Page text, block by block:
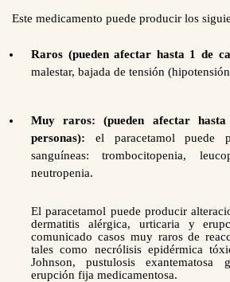
Este medicamento puede producir los
Raros (pueden afectar hasta 1 de
malestar, bajada de tensión
Muy raros: (pueden afectar
personas):
el paracetamol puede
sanguíneas: trombocitopenia,
neutropenia.
El paracetamol puede producir
dermatitis alérgica, urticaria y
comunicado casos muy raros de
tales como
necrólisis epidérmica
Johnson, pustulosis exantematosa
erupción fija medicamentosa.